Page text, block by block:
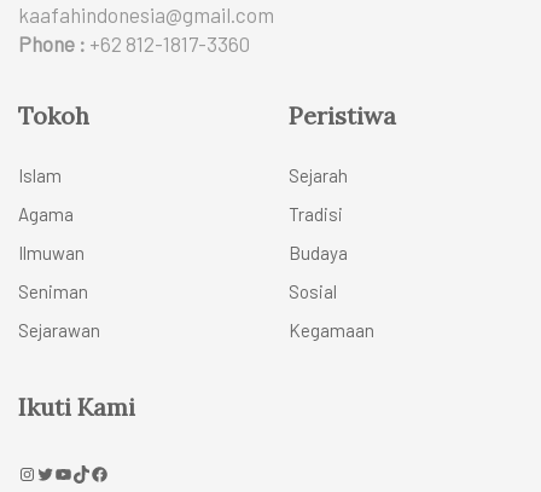
kaafahindonesia@gmail.com
Phone : +62 812-1817-3360
Tokoh
Islam
Agama
Ilmuwan
Seniman
Sejarawan
Peristiwa
Sejarah
Tradisi
Budaya
Sosial
Kegamaan
Ikuti Kami